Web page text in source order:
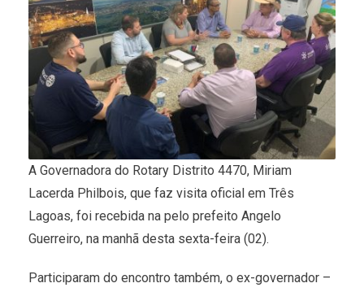
A Governadora do Rotary Distrito 4470, Miriam
Lacerda Philbois, que faz visita oficial em Três
Lagoas, foi recebida na pelo prefeito Angelo
Guerreiro, na manhã desta sexta-feira (02).
Participaram do encontro também, o ex-governador –